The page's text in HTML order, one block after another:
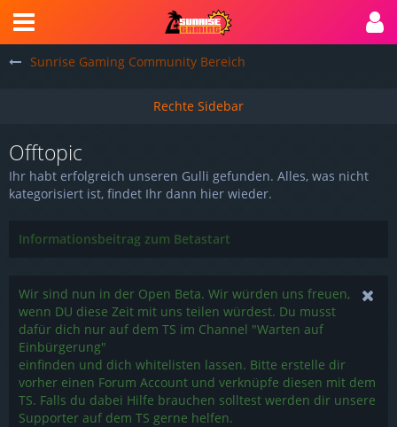
Sunrise Gaming Community Bereich
Offtopic
Ihr habt erfolgreich unseren Gulli gefunden. Alles, was nicht
kategorisiert ist, findet Ihr dann hier wieder.
Informationsbeitrag zum Betastart
Wir sind nun in der Open Beta. Wir würden uns freuen,
wenn DU diese Zeit mit uns teilen würdest. Du musst
dafür dich nur auf dem TS im Channel "Warten auf
Einbürgerung"
einfinden und dich whitelisten lassen. Bitte erstelle dir
vorher einen Forum Account und verknüpfe diesen mit dem
TS. Falls du dabei Hilfe brauchen solltest werden dir unsere
Supporter auf dem TS gerne helfen.